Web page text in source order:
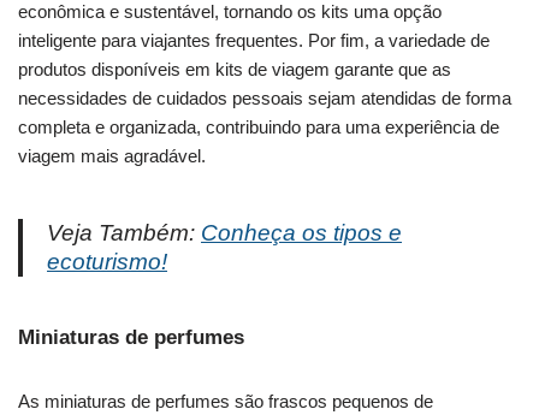
econômica e sustentável, tornando os kits uma opção
inteligente para viajantes frequentes. Por fim, a variedade de
produtos disponíveis em kits de viagem garante que as
necessidades de cuidados pessoais sejam atendidas de forma
completa e organizada, contribuindo para uma experiência de
viagem mais agradável.
Veja Também: Conheça os tipos e
ecoturismo!
Miniaturas de perfumes
As miniaturas de perfumes são frascos pequenos de